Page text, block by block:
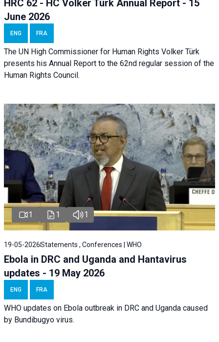
HRC 62 - HC Volker Türk Annual Report - 15
June 2026
ENG FRA
The UN High Commissioner for Human Rights Volker Türk
presents his Annual Report to the 62nd regular session of the
Human Rights Council.
1 1 1
19-05-2026Statements , Conferences | WHO
Ebola in DRC and Uganda and Hantavirus
updates - 19 May 2026
ENG FRA
WHO updates on Ebola outbreak in DRC and Uganda caused
by Bundibugyo virus.